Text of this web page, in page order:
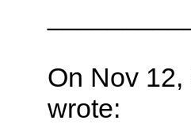
On Nov
wrote: